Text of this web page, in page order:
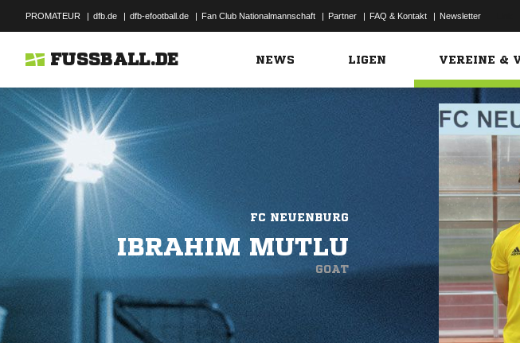
PROMATEUR | dfb.de | dfb-efootball.de | Fan Club Nationalmannschaft | Partner | FAQ & Kontakt | Newsletter
FUSSBALL.DE NEWS LIGEN VEREINE &
FC NEUENBURG
IBRAHIM MUTLU
GOAT